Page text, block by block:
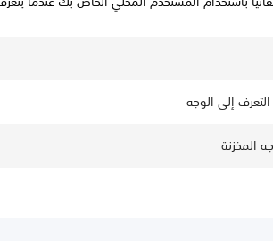
إلى الوجه
المخزنة